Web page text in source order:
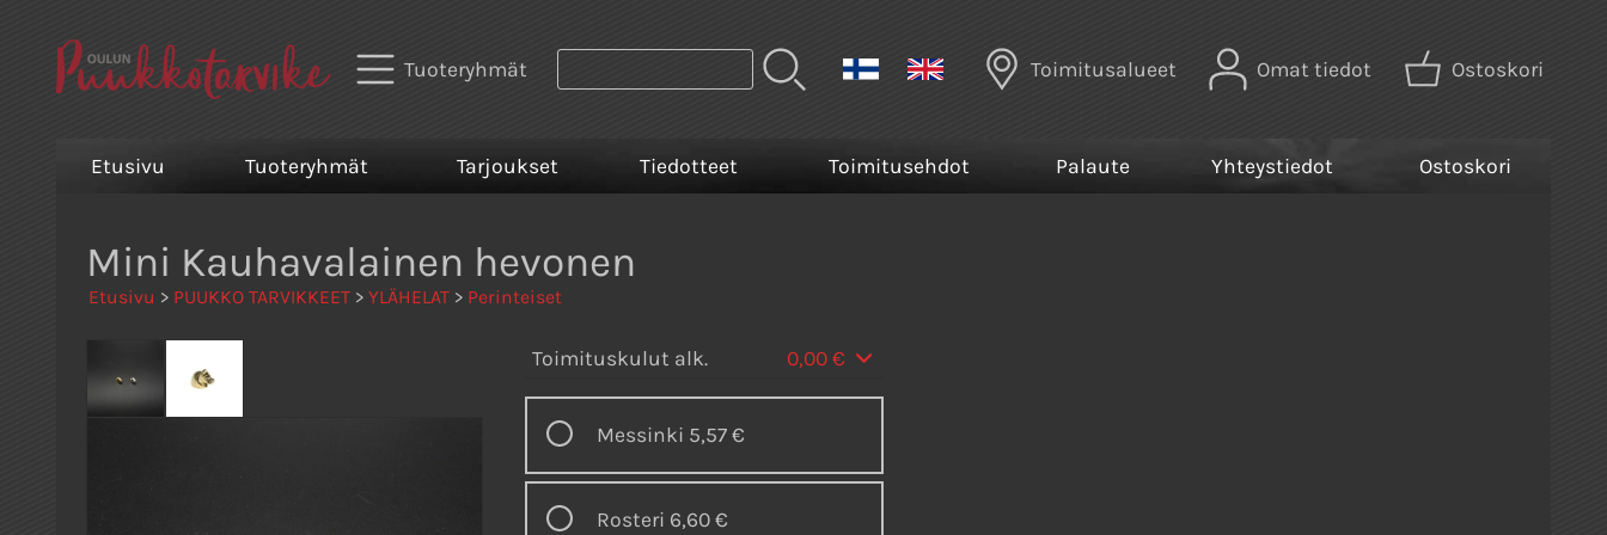
Tuoteryhmät Toimitusalueet Omat tiedot Ostoskori
Etusivu Tuoteryhmät Tarjoukset Tiedotteet Toimitusehdot Palaute Yhteystiedot Ostoskori
Mini Kauhavalainen hevonen
Etusivu > PUUKKO TARVIKKEET > YLÄHELAT > Perinteiset
Toimituskulut alk. 0,00 €
Messinki 5,57 €
Rosteri 6,60 €